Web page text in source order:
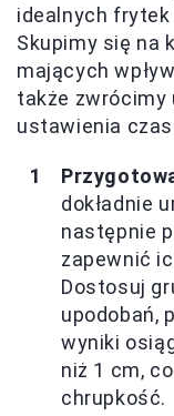
idealnych
Skupimy się na
mających
także zwrócimy
ustawienia
dokładnie
następnie
zapewnić
Dostosuj
upodobań,
wyniki
niż 1 cm,
chrupkość.